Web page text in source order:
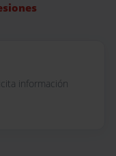
información